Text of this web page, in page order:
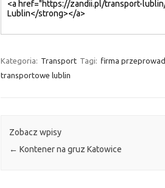
Kategoria: Transport Tagi: firma
transportowe lublin
Zobacz wpisy
← Kontener na gruz Katowice